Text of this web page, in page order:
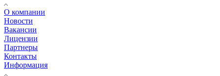
О компании
Новости
Вакансии
Лицензии
Партнеры
Контакты
Информация